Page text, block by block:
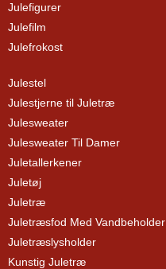
Julefigurer
Julefilm
Julefrokost
Julestel
Julestjerne til Juletræ
Julesweater
Julesweater Til Damer
Juletallerkener
Juletøj
Juletræ
Juletræsfod Med Vandbeholder
Juletræslysholder
Kunstig Juletræ